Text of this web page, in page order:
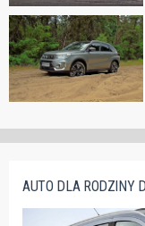
AUTO DLA RODZINY